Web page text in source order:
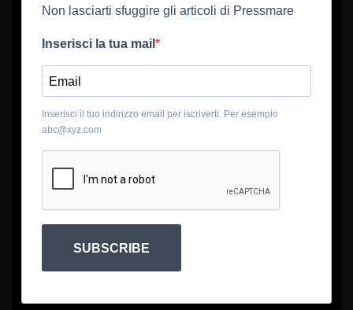
Non lasciarti sfuggire gli articoli di Pressmare
Inserisci la tua mail
Inserisci il tuo indirizzo email per iscriverti. Per esempio
abc@xyz.com
SUBSCRIBE